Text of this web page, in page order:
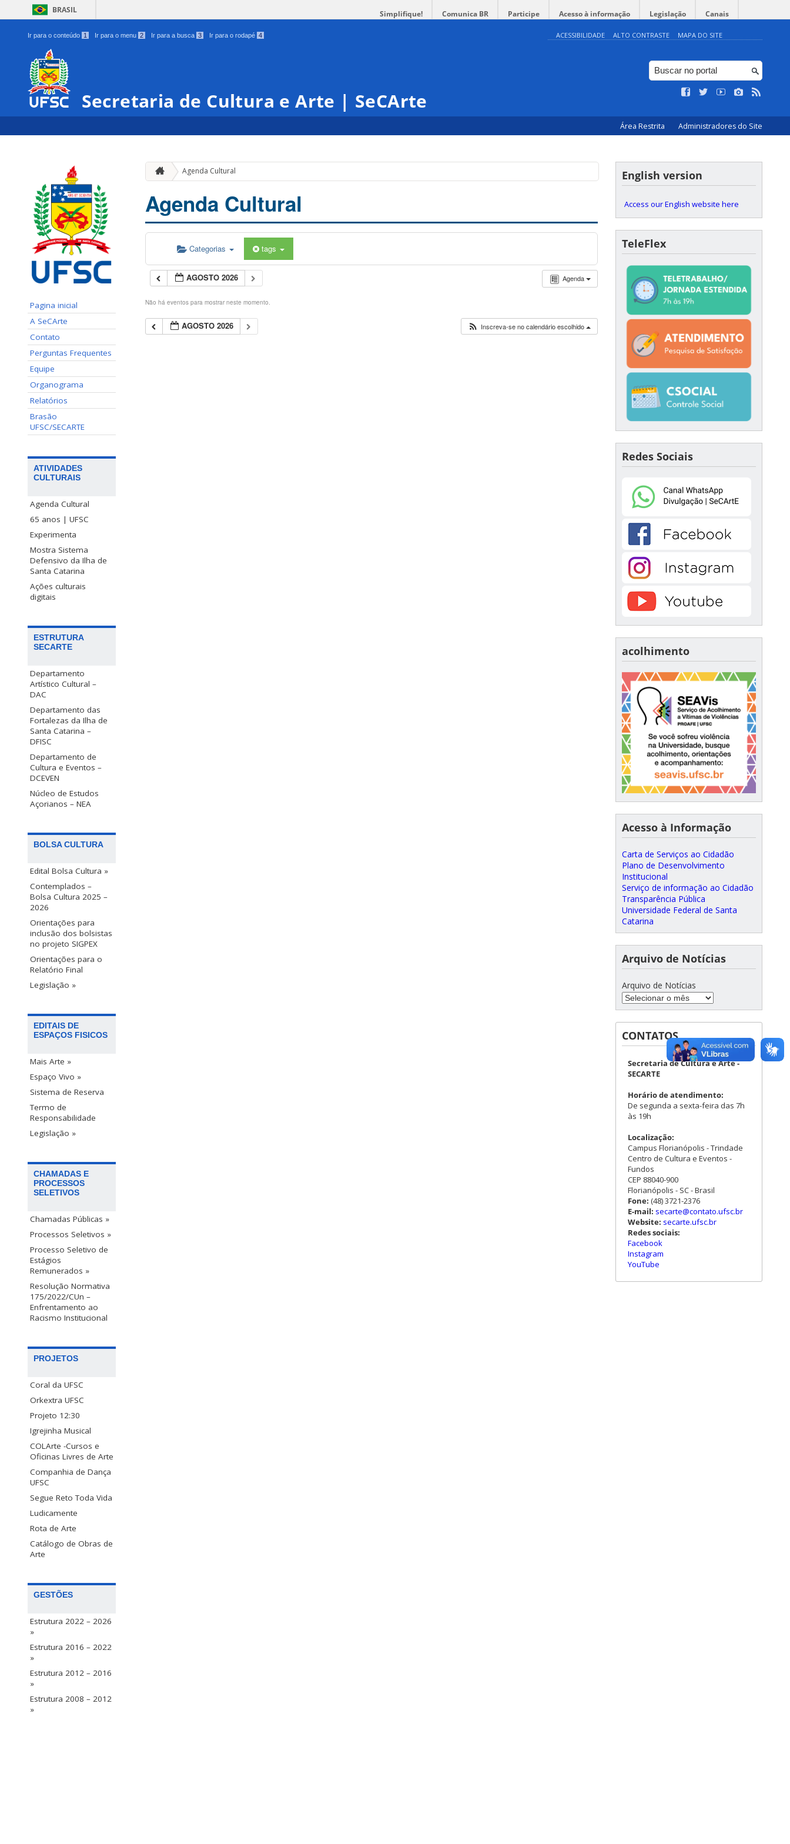
BRASIL Simplifique! Comunica BR Participe Acesso à informação Legislação Canais
Ir para o conteúdo 1 Ir para o menu 2 Ir para a busca 3 Ir para o rodapé 4 ACESSIBILIDADE ALTO CONTRASTE MAPA DO SITE
Secretaria de Cultura e Arte | SeCArte
Área Restrita Administradores do Site
Pagina inicial
A SeCArte
Contato
Perguntas Frequentes
Equipe
Organograma
Relatórios
Brasão
UFSC/SECARTE
ATIVIDADES
CULTURAIS
Agenda Cultural
65 anos | UFSC
Experimenta
Mostra Sistema
Defensivo da Ilha de
Santa Catarina
Ações culturais
digitais
ESTRUTURA
SECARTE
Departamento
Artístico Cultural –
DAC
Departamento das
Fortalezas da Ilha de
Santa Catarina –
DFISC
Departamento de
Cultura e Eventos –
DCEVEN
Núcleo de Estudos
Açorianos – NEA
BOLSA CULTURA
Edital Bolsa Cultura »
Contemplados –
Bolsa Cultura 2025 –
2026
Orientações para
inclusão dos bolsistas
no projeto SIGPEX
Orientações para o
Relatório Final
Legislação »
EDITAIS DE
ESPAÇOS FISICOS
Mais Arte »
Espaço Vivo »
Sistema de Reserva
Termo de
Responsabilidade
Legislação »
CHAMADAS E
PROCESSOS
SELETIVOS
Chamadas Públicas »
Processos Seletivos »
Processo Seletivo de
Estágios
Remunerados »
Resolução Normativa
175/2022/CUn –
Enfrentamento ao
Racismo Institucional
PROJETOS
Coral da UFSC
Orkextra UFSC
Projeto 12:30
Igrejinha Musical
COLArte -Cursos e
Oficinas Livres de Arte
Companhia de Dança
UFSC
Segue Reto Toda Vida
Ludicamente
Rota de Arte
Catálogo de Obras de
Arte
GESTÕES
Estrutura 2022 – 2026
»
Estrutura 2016 – 2022
»
Estrutura 2012 – 2016
»
Estrutura 2008 – 2012
»
Agenda Cultural
Agenda Cultural
Categorias tags
Agenda
AGOSTO 2026
Não há eventos para mostrar neste momento.
AGOSTO 2026 Inscreva-se no calendário escolhido
English version
Access our English website here
TeleFlex
Redes Sociais
acolhimento
Acesso à Informação
Carta de Serviços ao Cidadão
Plano de Desenvolvimento
Institucional
Serviço de informação ao Cidadão
Transparência Pública
Universidade Federal de Santa
Catarina
Arquivo de Notícias
Arquivo de Notícias
CONTATOS
Secretaria de Cultura e Arte -
SECARTE
Horário de atendimento:
De segunda a sexta-feira das 7h
às 19h
Localização:
Campus Florianópolis - Trindade
Centro de Cultura e Eventos -
Fundos
CEP 88040-900
Florianópolis - SC - Brasil
Fone: (48) 3721-2376
E-mail: secarte@contato.ufsc.br
Website: secarte.ufsc.br
Redes sociais:
Facebook
Instagram
YouTube